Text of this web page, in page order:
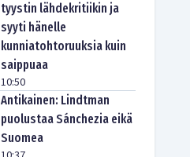
tyystin lähdekritiikin ja
syyti hänelle
kunniatohtoruuksia kuin
saippuaa
10:50
Antikainen: Lindtman
puolustaa Sánchezia eikä
Suomea